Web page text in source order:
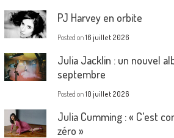
PJ Harvey en orbite
Posted on 16 juillet 2026
Julia Jacklin : un nouvel
septembre
Posted on 10 juillet 2026
Julia Cumming : « C’est
zéro »